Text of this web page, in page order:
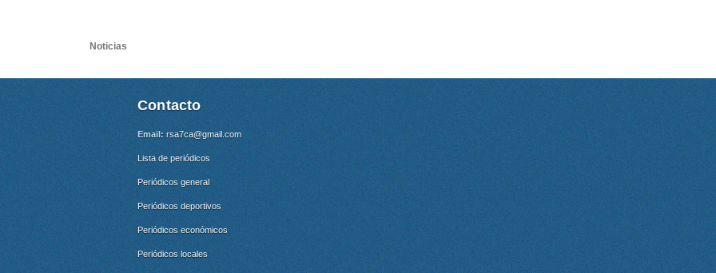
Noticias
Contacto
Email: rsa7ca@gmail.com
Lista de periódicos
Periódicos general
Periódicos deportivos
Periódicos económicos
Periódicos locales